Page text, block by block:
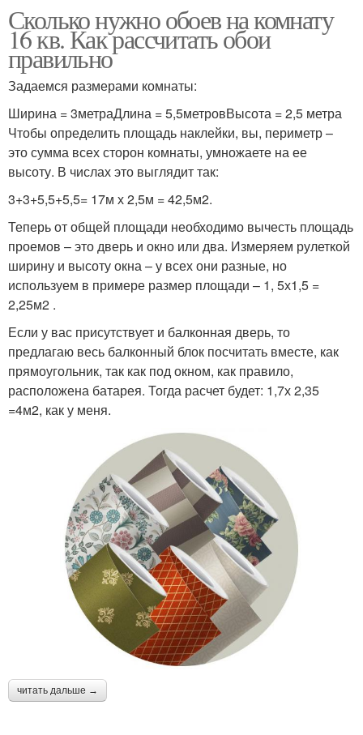
Сколько нужно обоев на комнату
16 кв. Как рассчитать обои
правильно
Задаемся размерами комнаты:
Ширина = 3метраДлина = 5,5метровВысота = 2,5 метра
Чтобы определить площадь наклейки, вы, периметр –
это сумма всех сторон комнаты, умножаете на ее
высоту. В числах это выглядит так:
3+3+5,5+5,5= 17м х 2,5м = 42,5м2.
Теперь от общей площади необходимо вычесть площадь
проемов – это дверь и окно или два. Измеряем рулеткой
ширину и высоту окна – у всех они разные, но
используем в примере размер площади – 1, 5х1,5 =
2,25м2 .
Если у вас присутствует и балконная дверь, то
предлагаю весь балконный блок посчитать вместе, как
прямоугольник, так как под окном, как правило,
расположена батарея. Тогда расчет будет: 1,7х 2,35
=4м2, как у меня.
читать дальше →